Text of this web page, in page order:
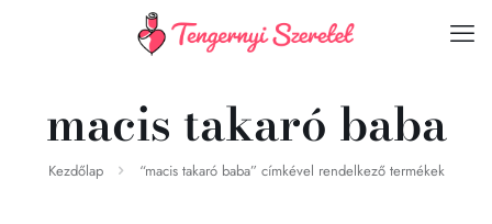
macis takaró baba
Kezdőlap “macis takaró baba” címkével rendelkező termékek